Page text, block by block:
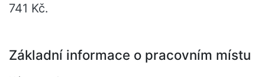
741 Kč.
Základní informace o pracovním místu